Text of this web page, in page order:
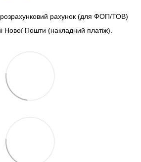
розрахунковий рахунок (для ФОП/ТОВ)
Нової Пошти (накладний платіж).